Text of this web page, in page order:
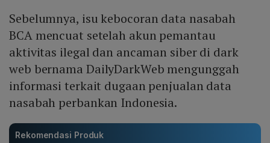
Sebelumnya, isu kebocoran data nasabah
BCA mencuat setelah akun pemantau
aktivitas ilegal dan ancaman siber di dark
web bernama DailyDarkWeb mengunggah
informasi terkait dugaan penjualan data
nasabah perbankan Indonesia.
Rekomendasi Produk